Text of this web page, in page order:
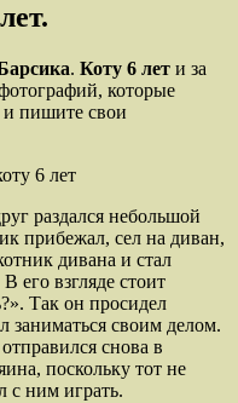
. Коту 6 лет и за
которые
и пишите свои
раздался небольшой
прибежал, сел на диван,
дивана и стал
его взгляде стоит
Так он просидел
заниматься своим делом.
снова в
поскольку тот не
с ним играть.